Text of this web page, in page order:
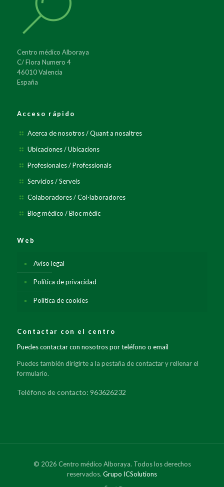
Centro médico Alboraya
C/ Flora Numero 4
46010 Valencia
España
Acceso rápido
Acerca de nosotros / Quant a nosaltres
Ubicaciones / Ubicacions
Profesionales / Professionals
Servicios / Serveis
Colaboradores / Col·laboradores
Blog médico / Bloc mèdic
Web
Aviso legal
Política de privacidad
Política de cookies
Contactar con el centro
Puedes contactar con nosotros por teléfono o email
Puedes también dirigirte a la pestaña de contactar y rellenar el
formulario.
Teléfono de contacto: 963626232
© 2026 Centro médico Alboraya. Todos los derechos
reservados. Grupo ICSolutions